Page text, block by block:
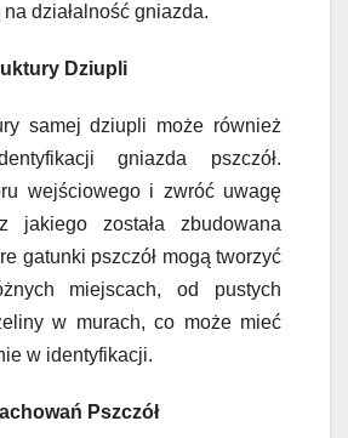
na działalność gniazda.
Dziupli
samej dziupli może również
gniazda pszczół.
wejściowego i zwróć uwagę
jakiego została zbudowana
gatunki pszczół mogą tworzyć
miejscach, od pustych
w murach, co może mieć
w identyfikacji.
Pszczół